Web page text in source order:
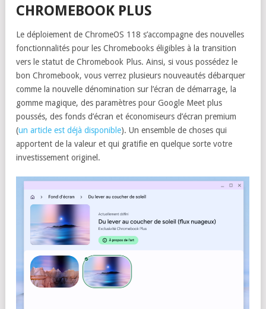
CHROMEBOOK PLUS
Le déploiement de ChromeOS 118 s’accompagne des nouvelles
fonctionnalités pour les Chromebooks éligibles à la transition
vers le statut de Chromebook Plus. Ainsi, si vous possédez le
bon Chromebook, vous verrez plusieurs nouveautés débarquer
comme la nouvelle dénomination sur l’écran de démarrage, la
gomme magique, des paramètres pour Google Meet plus
poussés, des fonds d’écran et économiseurs d’écran premium
(un article est déjà disponible). Un ensemble de choses qui
apportent de la valeur et qui gratifie en quelque sorte votre
investissement originel.